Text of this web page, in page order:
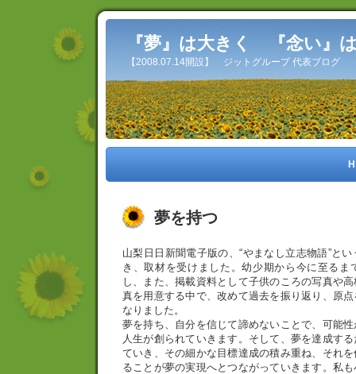
『夢』は大きく 『念い』
【2008.07.14開設】 ジットグループ 代表ブログ
夢を持つ
山梨日日新聞電子版の、“やまなし立志物語”と
き、取材を受けました。幼少期から今に至るま
し、また、掲載資料として子供のころの写真や
真を用意する中で、改めて過去を振り返り、原
なりました。
夢を持ち、自分を信じて諦めないことで、可能
人生が創られていきます。そして、夢を達成す
ていき、その細かな目標達成の積み重ね、それ
ることが夢の実現へとつながっていきます。私